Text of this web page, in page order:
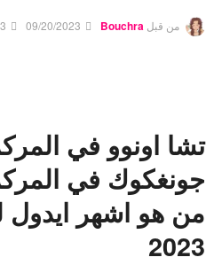
من قبل Bouchra
09/20/2023
تشا اونوو في
جونغكوك في
من هو اشهر ايدول
2023